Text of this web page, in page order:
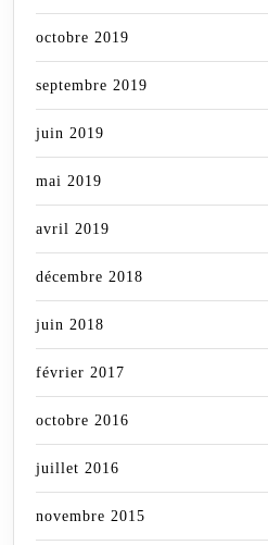
octobre 2019
septembre 2019
juin 2019
mai 2019
avril 2019
décembre 2018
juin 2018
février 2017
octobre 2016
juillet 2016
novembre 2015